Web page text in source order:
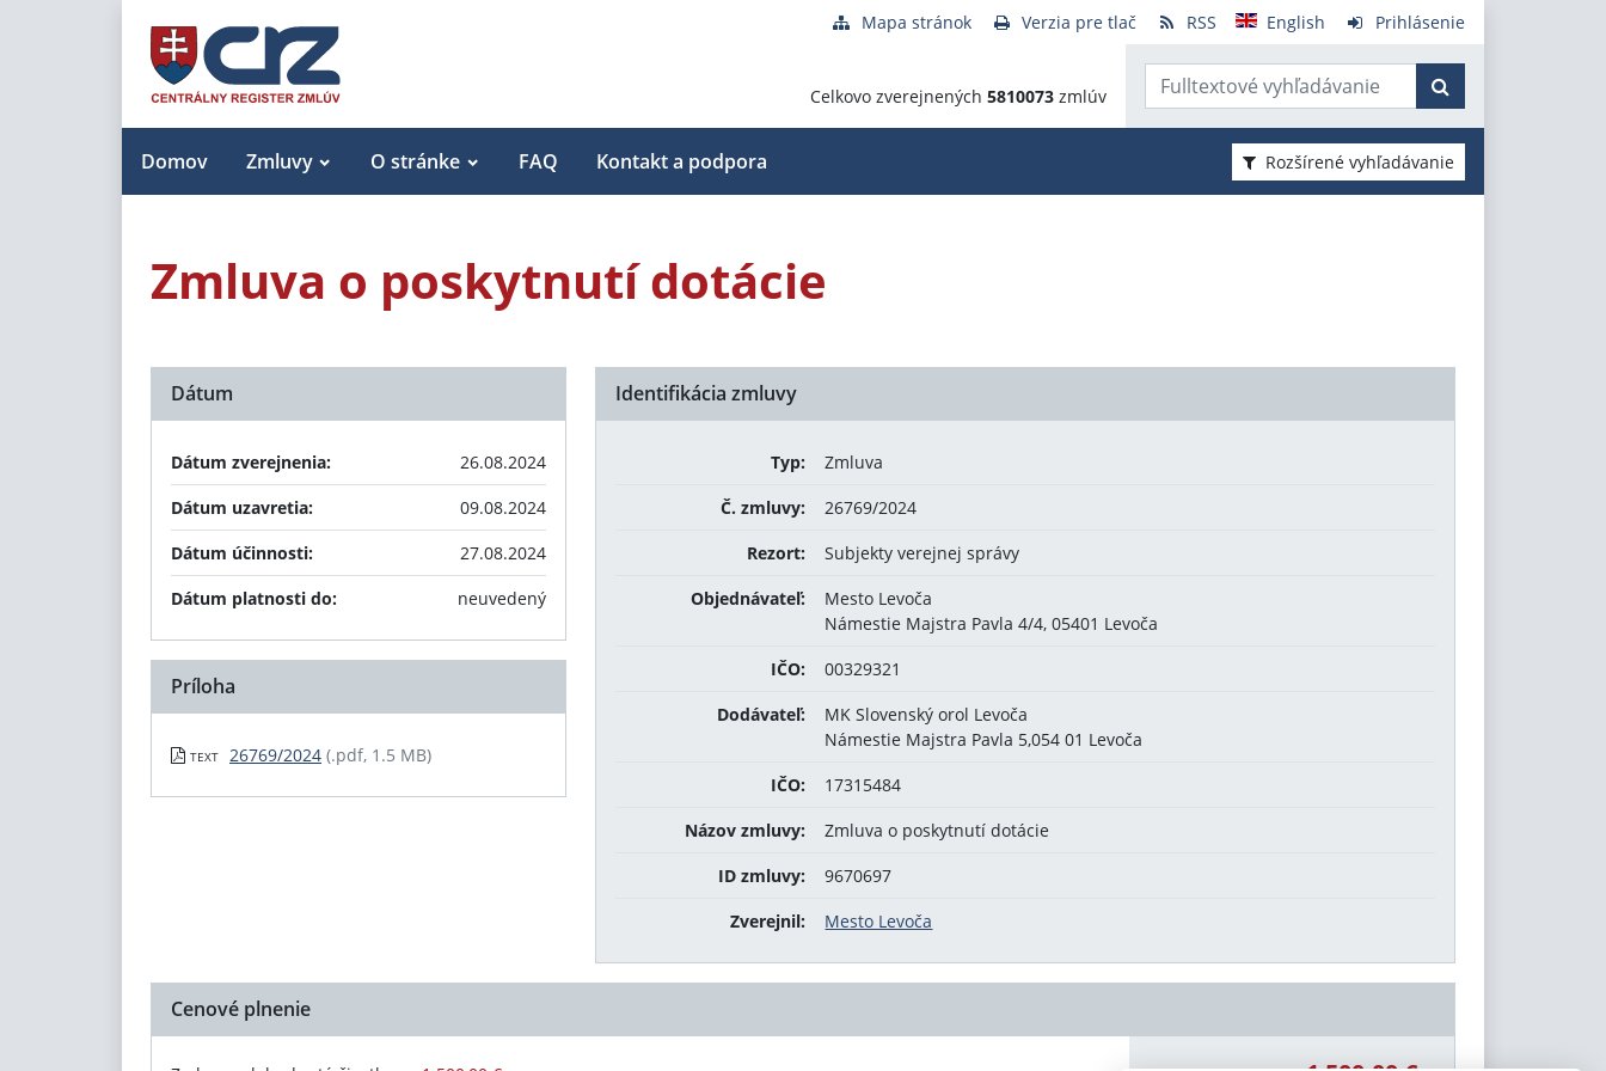
Mapa stránok Verzia pre tlač RSS English Prihlásenie
Celkovo zverejnených 5810073 zmlúv
Domov Zmluvy O stránke FAQ Kontakt a podpora Rozšírené vyhľadávanie
Zmluva o poskytnutí dotácie
Identifikácia zmluvy
Typ:
Zmluva
Č. zmluvy:
26769/2024
Rezort:
Subjekty verejnej správy
Objednávateľ:
Mesto Levoča
Námestie Majstra Pavla 4/4, 05401 Levoča
IČO:
00329321
Dodávateľ:
MK Slovenský orol Levoča
Námestie Majstra Pavla 5,054 01 Levoča
IČO:
17315484
Názov zmluvy:
Zmluva o poskytnutí dotácie
ID zmluvy:
9670697
Zverejnil:
Mesto Levoča
Dátum
Dátum zverejnenia:
26.08.2024
Dátum uzavretia:
09.08.2024
Dátum účinnosti:
27.08.2024
Dátum platnosti do:
neuvedený
Príloha
TEXT 26769/2024 (.pdf, 1.5 MB)
Cenové plnenie